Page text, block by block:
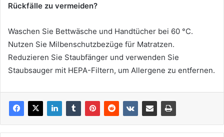
Rückfälle zu vermeiden?
Waschen Sie Bettwäsche und Handtücher bei 60 °C.
Nutzen Sie Milbenschutzbezüge für Matratzen.
Reduzieren Sie Staubfänger und verwenden Sie
Staubsauger mit HEPA-Filtern, um Allergene zu entfernen.